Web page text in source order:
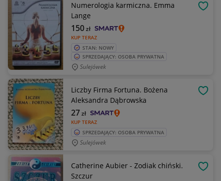
Numerologia karmiczna. Emma
Lange
KUP TERAZ
150zł
STAN: NOWY
SPRZEDAJĄCY: OSOBA PRYWATNA
Sulejówek
Liczby Firma Fortuna. Bożena
Aleksandra Dąbrowska
KUP TERAZ
27zł
SPRZEDAJĄCY: OSOBA PRYWATNA
Sulejówek
Catherine Aubier - Zodiak chiński.
Szczur